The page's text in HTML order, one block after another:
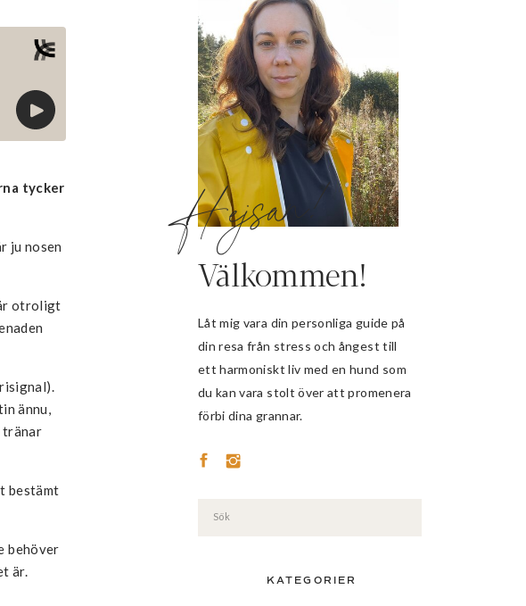
Välkommen!
Search
Låt mig vara din personliga guide på
din resa från stress och ångest till
ett harmoniskt liv med en hund som
du kan vara stolt över att promenera
förbi dina grannar.
Hejsan!
KATEGORIER
tycker
ju nosen
otroligt
ännu,
tränar
bestämt
behöver
är.